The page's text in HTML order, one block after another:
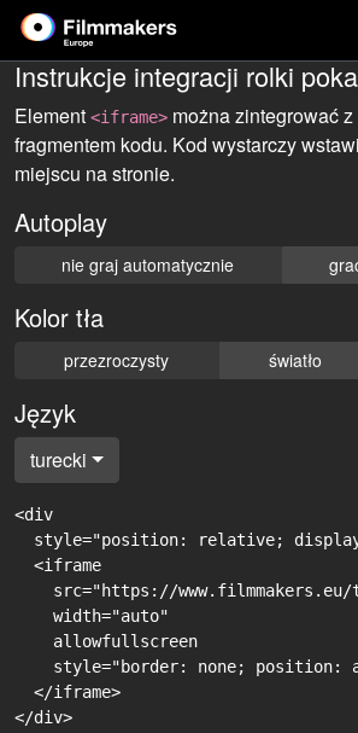
Instrukcje integracji rolki
Element <iframe> można zintegrować
fragmentem kodu. Kod wystarczy
miejscu na stronie.
Autoplay
nie graj automatycznie
Kolor tła
przezroczysty światło
Język
turecki
<div
style="position: relative;
  <iframe
src="https://
    width="auto"
    allowfullscreen
style="border: none; position:
  </iframe>